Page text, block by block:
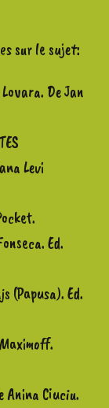
sur le sujet:
De Jan
Levi
Ed.
(Papusa). Ed.
Anina Ciuciu.